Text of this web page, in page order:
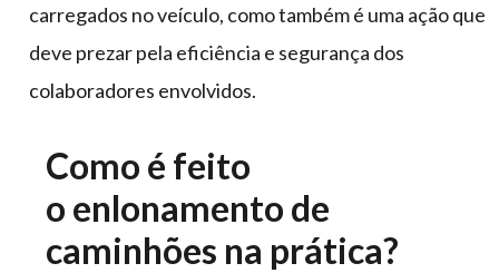
carregados no veículo, como também é uma ação que
deve prezar pela eficiência e segurança dos
colaboradores envolvidos.
Como é feito
o enlonamento de
caminhões na prática?